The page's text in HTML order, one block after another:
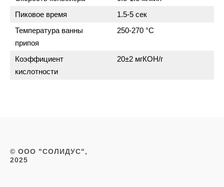
Пиковое время
1.5-5 сек
Температура ванны
припоя
250-270 °C
Коэффициент
кислотности
20±2 мгКОН/г
© ООО "СОЛИДУС",
2025